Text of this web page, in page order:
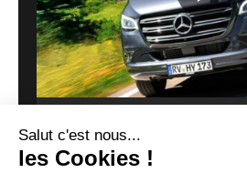
Routeur 5G, autonomie
présentation de l’Hymer
Xperience